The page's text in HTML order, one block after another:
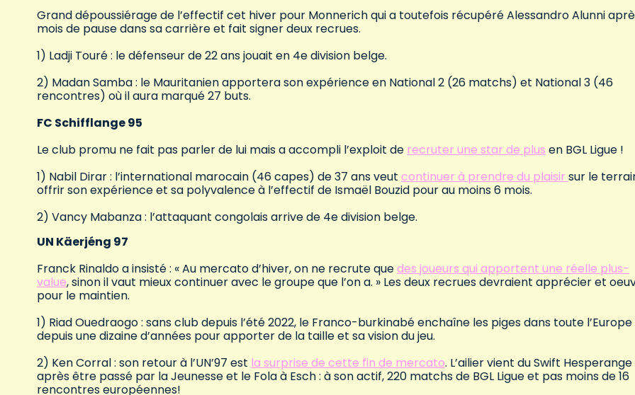
Grand dépoussiérage de l’effectif cet hiver pour Monnerich qui a toutefois récupéré Alessandro Alunni
mois de pause dans sa carrière et fait signer deux recrues.
1) Ladji Touré : le défenseur de 22 ans jouait en 4e division belge.
2) Madan Samba : le Mauritanien apportera son expérience en National 2 (26 matchs) et National 3 (46
rencontres) où il aura marqué 27 buts.
FC Schifflange 95
Le club promu ne fait pas parler de lui mais a accompli l’exploit de recruter une star de plus en BGL Ligue !
1) Nabil Dirar : l’international marocain (46 capes) de 37 ans veut continuer à prendre du plaisir sur le
offrir son expérience et sa polyvalence à l’effectif de Ismaël Bouzid pour au moins 6 mois.
2) Vancy Mabanza : l’attaquant congolais arrive de 4e division belge.
UN Käerjéng 97
Franck Rinaldo a insisté : « Au mercato d’hiver, on ne recrute quedes joueurs qui apportent une réelle plus-
value, sinon il vaut mieux continuer avec le groupe que l’on a. » Les deux recrues devraient apprécier et
pour le maintien.
1) Riad Ouedraogo : sans club depuis l’été 2022, le Franco-burkinabé enchaîne les piges dans toute l’Europe
depuis une dizaine d’années pour apporter de la taille et sa vision du jeu.
2) Ken Corral : son retour à l’UN’97 est la surprise de cette fin de mercato. L’ailier vient du Swift Hesperange
après être passé par la Jeunesse et le Fola à Esch : à son actif, 220 matchs de BGL Ligue et pas moins de 16
rencontres européennes!